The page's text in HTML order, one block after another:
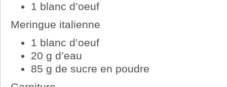
1 blanc d’oeuf
Meringue italienne
1 blanc d’oeuf
20 g d’eau
85 g de sucre en poudre